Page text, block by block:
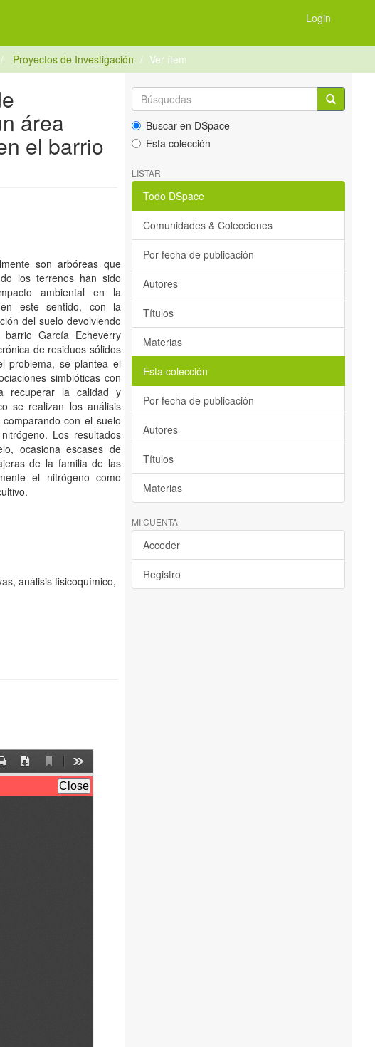
Login
Proyectos de Investigación Ver ítem
área
el barrio
son arbóreas que
los terrenos han sido
ambiental en la
en este sentido, con la
del suelo devolviendo
García Echeverry
de residuos sólidos
problema, se plantea el
simbióticas con
recuperar la calidad y
se realizan los análisis
con el suelo
Los resultados
ocasiona escases de
de la familia de las
el nitrógeno como
análisis fisicoquímico,
Buscar en DSpace
Esta colección
LISTAR
Todo DSpace
Comunidades & Colecciones
Por fecha de publicación
Autores
Títulos
Materias
Esta colección
Por fecha de publicación
Autores
Títulos
Materias
MI CUENTA
Acceder
Registro